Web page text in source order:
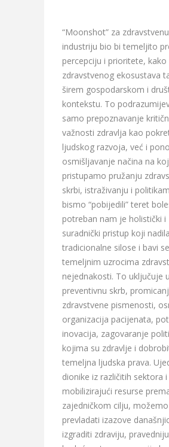
“Moonshot” za zdravstvenu
industriju bio bi temeljito
percepciju i prioritete,
zdravstvenog ekosustava
širem gospodarskom i
kontekstu. To
samo prepoznavanje
važnosti zdravlja kao
ljudskog razvoja, već i
osmišljavanje načina na
pristupamo pružanju
skrbi, istraživanju i
bismo “pobijedili” teret
potreban nam je holistički i
suradnički pristup koji
tradicionalne silose i bavi se
temeljnim uzrocima
nejednakosti. To uključuje
preventivnu skrb,
zdravstvene pismenosti,
organizacija pacijenata,
inovacija, zagovaranje
kojima su zdravlje i
temeljna ljudska prava.
dionike iz različitih sektora i
mobilizirajući resurse
zajedničkom cilju, možemo
prevladati izazove
izgraditi zdraviju, pravedniju